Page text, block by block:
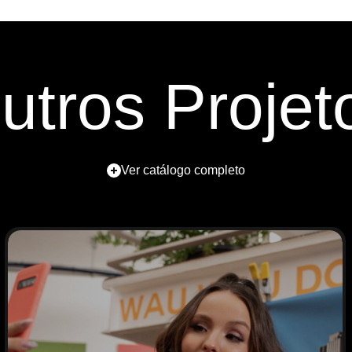
Ver catálogo completo